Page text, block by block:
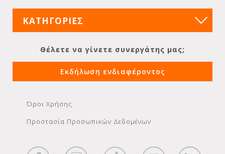
ΚΑΤΗΓΟΡΙΕΣ
Θέλετε να γίνετε συνεργάτης μας;
Εκδήλωση ενδιαφέροντος
Όροι Χρήσης
Προστασία Προσωπικών Δεδομένων